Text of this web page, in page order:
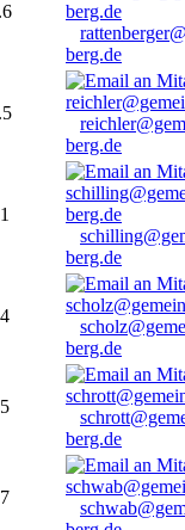
berg.de
berg.de
berg.de
berg.de
berg.de